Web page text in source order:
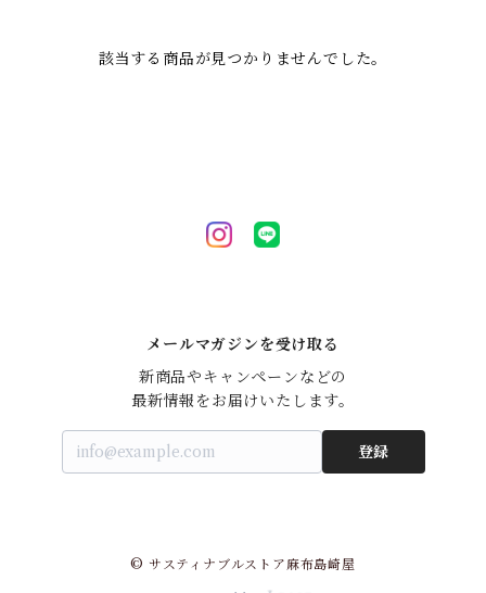
該当する商品が見つかりませんでした。
メールマガジンを受け取る
新商品やキャンペーンなどの
最新情報をお届けいたします。
登録
© サスティナブルストア麻布島崎屋